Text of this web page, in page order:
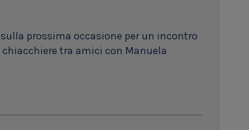
prossima occasione per un incontro
tra amici con Manuela